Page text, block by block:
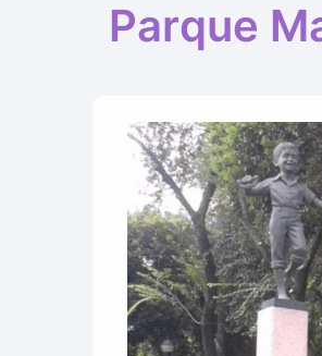
Parque